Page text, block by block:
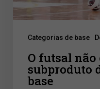
Categorias de base
futebol
de
base
O futsal não
subproduto
base